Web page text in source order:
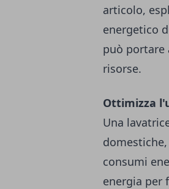
articolo,
energetico
può portare
risorse.
Ottimizza
Una
consumi
energia per